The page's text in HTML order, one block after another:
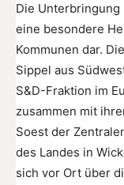
Die
eine besondere
Kommunen dar.
Sippel aus
S&D-Fraktion im
zusammen mit
Soest der
des Landes in
sich vor Ort über